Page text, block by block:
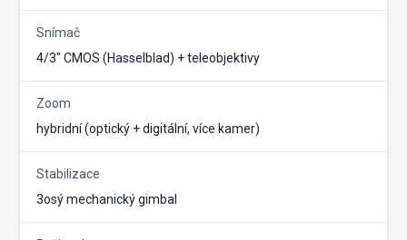
Snímač
4/3″ CMOS (Hasselblad) + teleobjektivy
Zoom
hybridní (optický + digitální, více kamer)
Stabilizace
3osý mechanický gimbal